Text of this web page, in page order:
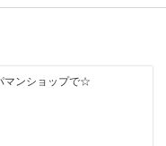
マンショップで☆